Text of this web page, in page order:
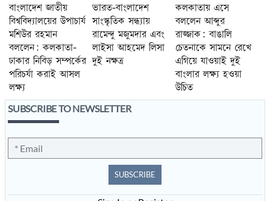
বাংলাদেশ জাতীয়
বিশ্ববিদ্যালয়ের উপাচার্য
মশিউর রহমান
বললেন: কলকাতা-
ঢাকার নিবিড় সম্পর্কের
পরিচর্যা করাই আসল
লক্ষ্য
ভারত-বাংলাদেশ
সাংস্কৃতিক সন্ধ্যায়
রামেন্দু মজুমদার এবং
লাইসা আহমেদ লিসা
দুই নক্ষত্র
কলকাতায় এসে
বললেন আব্দুর
রাজ্জাক: বাঙালি
চেতনাকে সামনে রেখে
এগিয়ে যাওয়াই দুই
বাংলার লক্ষ্য হওয়া
উচিত
SUBSCRIBE TO NEWSLETTER
SUBSCRIBE